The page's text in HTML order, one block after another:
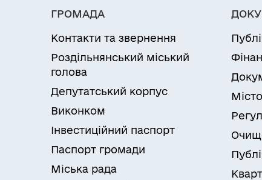
Рішення та повідомлення про
Невідповідність відомостей,
державної реєстрації, або
підприємців та громадських
«Про державну реєстрацію
Невідповідність відомостей,
державному реєстрі юридичних осіб,
використання яких передбачено
Документи подані до неналежного
Скаргу може подавати: оскаржувач,
підприємців та громадських
Наказ ЦОВВ від 23.03.2016 №784/5
фізичних осіб – підприємців та
ГРОМАДА
Контакти та звернення
Роздільнянський міський
голова
Депутатський корпус
Виконком
Інвестиційний паспорт
Паспорт громади
Міська рада